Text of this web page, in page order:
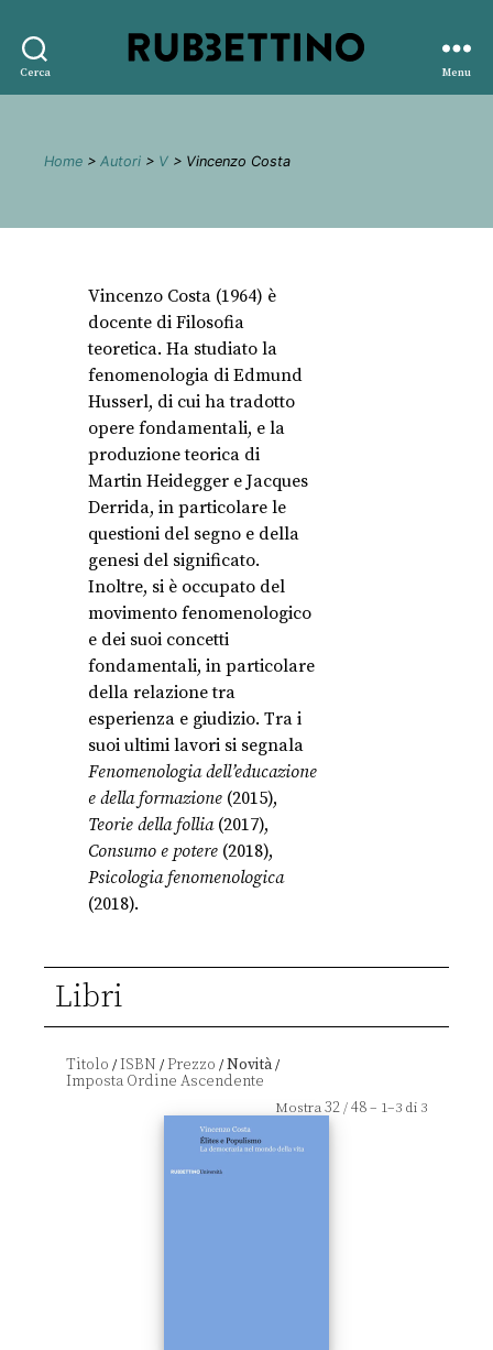
Cerca
editore
Menu
Home > Autori > V > Vincenzo Costa
Vincenzo Costa (1964) è
docente di Filosofia
teoretica. Ha studiato la
fenomenologia di Edmund
Husserl, di cui ha tradotto
opere fondamentali, e la
produzione teorica di
Martin Heidegger e Jacques
Derrida, in particolare le
questioni del segno e della
genesi del significato.
Inoltre, si è occupato del
movimento fenomenologico
e dei suoi concetti
fondamentali, in particolare
della relazione tra
esperienza e giudizio. Tra i
suoi ultimi lavori si segnala
Fenomenologia dell’educazione
e della formazione (2015),
Teorie della follia(2017),
Consumo e potere (2018),
Psicologia fenomenologica
(2018).
Libri
Titolo /ISBN /Prezzo /Novità/
Mostra32/48– 1–3 di 3